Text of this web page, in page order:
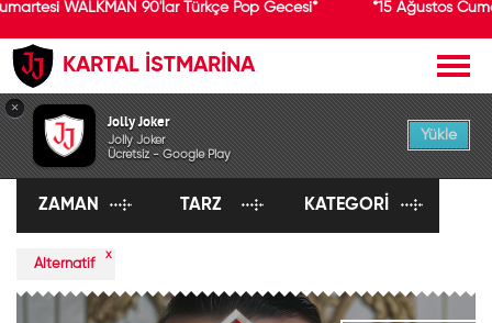
WALKMAN 90'lar Türkçe Pop Gecesi* *15 Ağustos
KARTAL İSTMARİNA
ETKİNLİKLER
ZAMAN TARZ KATEGORI
Alternatif
x
×
Jolly Joker
Jolly Joker
Ücretsiz - Google Play
Yükle